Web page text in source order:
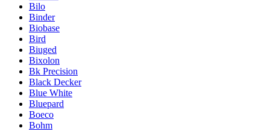
Bilo
Binder
Biobase
Bird
Biuged
Bixolon
Bk Precision
Black Decker
Blue White
Bluepard
Boeco
Bohm